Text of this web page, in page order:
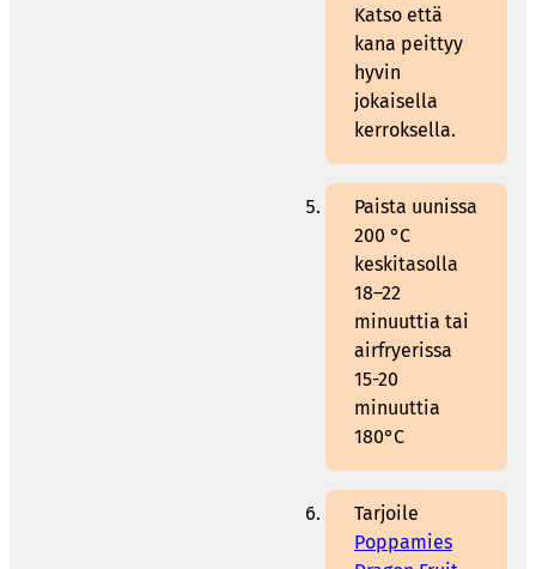
Katso että
kana peittyy
hyvin
jokaisella
kerroksella.
Paista uunissa
200 °C
keskitasolla
18–22
minuuttia tai
airfryerissa
15-20
minuuttia
180°C
Tarjoile
Poppamies